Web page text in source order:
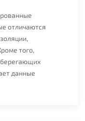
отличаются
того,
данные